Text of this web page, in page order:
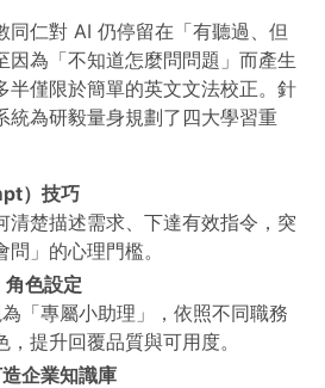
同仁對 AI 仍停留在「有聽過、但
因為「不知道怎麼問問題」而產生
半僅限於簡單的英文文法校正。針
統為研毅量身規劃了四大學習重
）技巧
清楚描述需求、下達有效指令，突
」的心理門檻。
色設定
「專屬小助理」，依照不同職務
提升回覆品質與可用度。
企業知識庫